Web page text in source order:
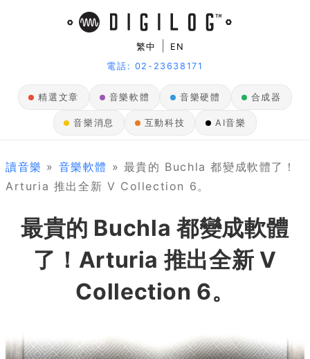
繁中
EN
電話: 02-23638171
精選文章 音樂軟體 音樂硬體 合成器
音樂消息 互動科技 AI音樂
讀音樂 » 音樂軟體 » 最貴的 Buchla 都變成軟體了！
Arturia 推出全新 V Collection 6。
最貴的 Buchla 都變成軟體
了！Arturia 推出全新 V
Collection 6。